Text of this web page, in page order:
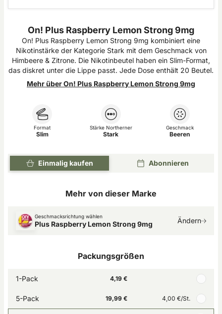
On! Plus Raspberry Lemon Strong 9mg
On! Plus Raspberry Lemon Strong 9mg kombiniert eine
Nikotinstärke der Kategorie Stark mit dem Geschmack von
Himbeere & Zitrone. Die Nikotinbeutel haben ein Slim-Format,
das diskret unter die Lippe passt. Jede Dose enthält 20 Beutel.
Mehr über On! Plus Raspberry Lemon Strong 9mg
Einmalig kaufen Abonnieren
Format
Slim
Stärke Northerner
Stark
Geschmack
Beeren
Mehr von dieser Marke
Geschmacksrichtung wählen
Plus Raspberry Lemon Strong 9mg Ändern
Packungsgrößen
1-Pack 4,19 €
5-Pack 19,99 € 4,00 €/St.